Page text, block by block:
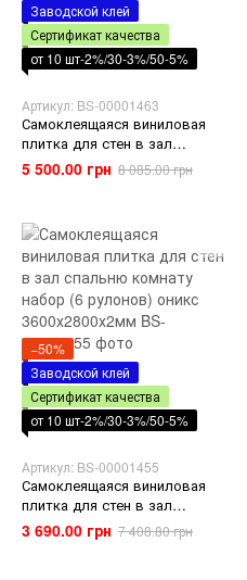
Заводской клей
Сертификат качества
от 10 шт-2%/30-3%/50-5%
Артикул: BS-00001463
Самоклеящаяся виниловая
плитка для стен в зал
спальню комнату набор (6
рулонов) жемчуг
5 500.00 грн 8 085.00 грн
−50%
Заводской клей
Сертификат качества
от 10 шт-2%/30-3%/50-5%
Артикул: BS-00001455
Самоклеящаяся виниловая
плитка для стен в зал
спальню комнату набор (6
рулонов) оникс
3 690.00 грн 7 408.80 грн